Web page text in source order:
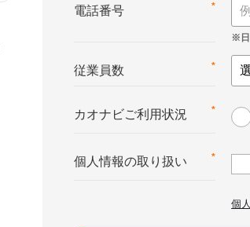
*
電話番号
*
従業員数
*
カオナビご利用状況
*
個人情報の取り扱い
個